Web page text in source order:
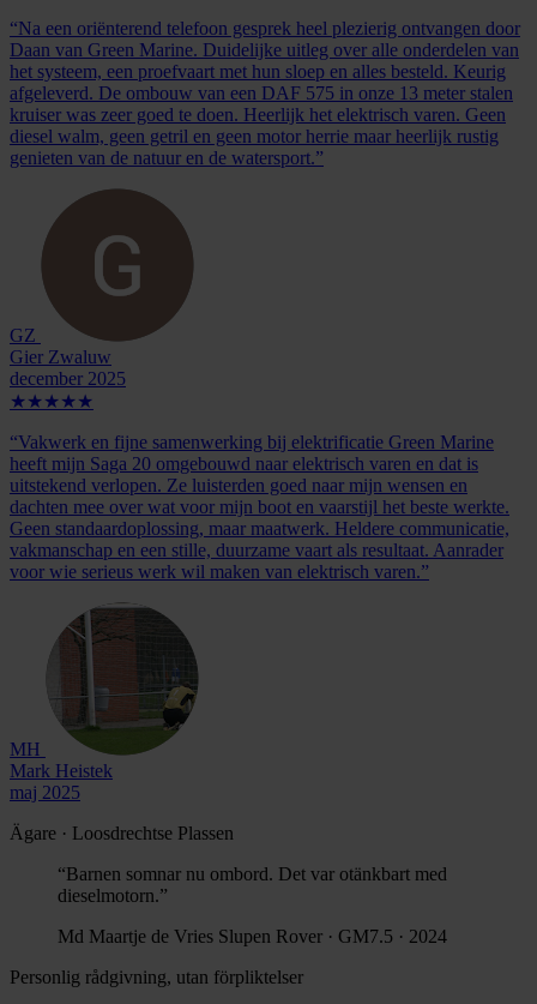
“Na een oriënterend telefoon gesprek heel plezierig ontvangen door
Daan van Green Marine. Duidelijke uitleg over alle onderdelen van
het systeem, een proefvaart met hun sloep en alles besteld. Keurig
afgeleverd. De ombouw van een DAF 575 in onze 13 meter stalen
kruiser was zeer goed te doen. Heerlijk het elektrisch varen. Geen
diesel walm, geen getril en geen motor herrie maar heerlijk rustig
genieten van de natuur en de watersport.”
GZ
Gier Zwaluw
december 2025
★★★★★
“Vakwerk en fijne samenwerking bij elektrificatie Green Marine
heeft mijn Saga 20 omgebouwd naar elektrisch varen en dat is
uitstekend verlopen. Ze luisterden goed naar mijn wensen en
dachten mee over wat voor mijn boot en vaarstijl het beste werkte.
Geen standaardoplossing, maar maatwerk. Heldere communicatie,
vakmanschap en een stille, duurzame vaart als resultaat. Aanrader
voor wie serieus werk wil maken van elektrisch varen.”
MH
Mark Heistek
maj 2025
Ägare · Loosdrechtse Plassen
“Barnen somnar nu ombord. Det var otänkbart med
dieselmotorn.”
Md Maartje de Vries Slupen Rover · GM7.5 · 2024
Personlig rådgivning, utan förpliktelser